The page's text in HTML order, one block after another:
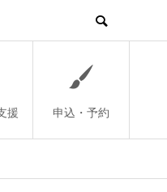
援 申込・予約